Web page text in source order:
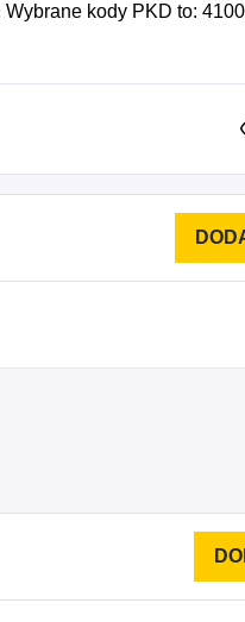
kody PKD to:
4323Z - Montaż